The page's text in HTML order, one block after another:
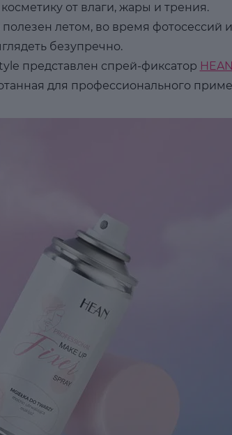
от влаги, жары и трения.
летом, во время фотосессий
безупречно.
представлен спрей-фиксатор
для профессионального